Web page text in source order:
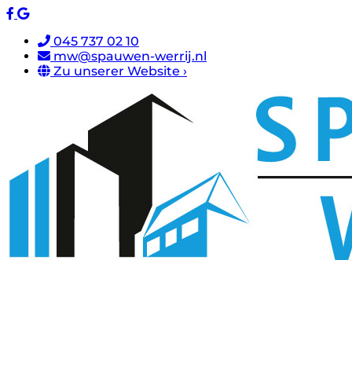
045 737 02 10
mw@spauwen-werrij.nl
Zu unserer Website ›